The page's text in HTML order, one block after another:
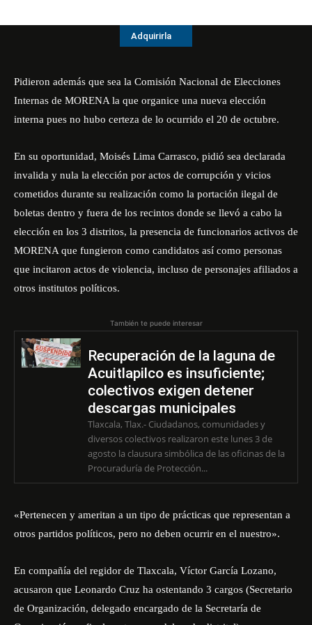
Adquirirla
Pidieron además que sea la Comisión Nacional de Elecciones
Internas de MORENA la que organice una nueva elección
interna pues no hubo certeza de lo ocurrido el 20 de octubre.
En su oportunidad, Moisés Lima Carrasco, pidió sea declarada
invalida y nula la elección por actos de corrupción y vicios
cometidos durante su realización como la portación ilegal de
boletas dentro y fuera de los recintos donde se llevó a cabo la
elección en los 3 distritos, la presencia de funcionarios activos de
MORENA que fungieron como candidatos así como personas
que incitaron actos de violencia, incluso de personajes afiliados a
otros institutos políticos.
También te puede interesar
Recuperación de la laguna de
Acuitlapilco es insuficiente;
colectivos exigen detener
descargas municipales
Tlaxcala, Tlax.- Ciudadanos, comunidades y
diversos colectivos realizaron este lunes 3 de
agosto la clausura simbólica de las oficinas de la
Procuraduría de Protección...
«Pertenecen y ameritan a un tipo de prácticas que representan a
otros partidos políticos, pero no deben ocurrir en el nuestro».
En compañía del regidor de Tlaxcala, Víctor García Lozano,
acusaron que Leonardo Cruz ha ostentando 3 cargos (Secretario
de Organización, delegado encargado de la Secretaría de